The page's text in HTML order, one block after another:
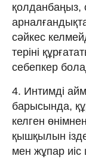
қолданбаңыз,
сәйкес
теріні
себепкер
4. Интимді
барысында,
келген
қышқылын
мен жұпар